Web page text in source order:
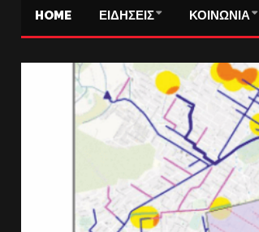
HOME ΕΙΔΗΣΕΙΣ ΚΟΙΝΩΝΙΑ